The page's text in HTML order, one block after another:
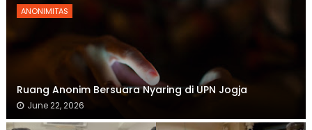
ANONIMITAS
Ruang Anonim Bersuara Nyaring di UPN Jogja
June 22, 2026